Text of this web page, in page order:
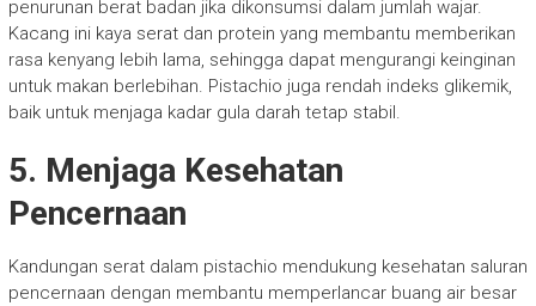
penurunan berat badan jika dikonsumsi dalam jumlah wajar.
Kacang ini kaya serat dan protein yang membantu memberikan
rasa kenyang lebih lama, sehingga dapat mengurangi keinginan
untuk makan berlebihan. Pistachio juga rendah indeks glikemik,
baik untuk menjaga kadar gula darah tetap stabil.
5. Menjaga Kesehatan
Pencernaan
Kandungan serat dalam pistachio mendukung kesehatan saluran
pencernaan dengan membantu memperlancar buang air besar